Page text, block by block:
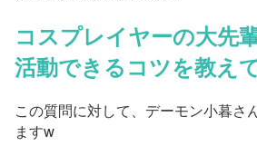
コスプレイヤーの大先
活動できるコツを教え
この質問に対して、デーモン小暮さ
ますw